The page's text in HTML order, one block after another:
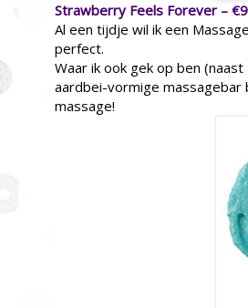
Strawberry Feels Forever –
Al een tijdje wil ik een
perfect.
Waar ik ook gek op ben
aardbei-vormige
massage!